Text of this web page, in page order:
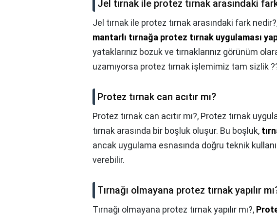
Jel tırnak ile protez tırnak arasındaki
Jel tırnak ile protez tırnak arasındaki fark
mantarlı tırnağa protez tırnak uygulaması
yataklarınız bozuk ve tırnaklarınız görünüm
uzamıyorsa protez tırnak işlemimiz tam sizlik
Protez tırnak can acıtır mı?
Protez tırnak can acıtır mı?, Protez tırnak
tırnak arasında bir boşluk oluşur. Bu boşluk,
ancak uygulama esnasında doğru teknik
verebilir.
Tırnağı olmayana protez tırnak yapılır
Tırnağı olmayana protez tırnak yapılır mı?,